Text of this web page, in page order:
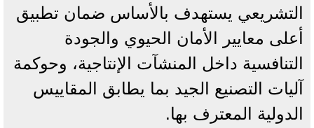
التشريعي يستهدف بالأساس ضمان تطبيق
أعلى معايير الأمان الحيوي والجودة
التنافسية داخل المنشآت الإنتاجية، وحوكمة
آليات التصنيع الجيد بما يطابق المقاييس
الدولية المعترف بها.